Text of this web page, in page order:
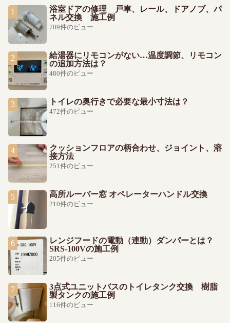
浴室ドアの修理 戸車、レール、ドアノブ、パ
ネル交換 施工例
709件のビュー
給湯器にリモコンがない…温度調節、リモコン
の追加方法は？
480件のビュー
トイレの奥行きで必要な最小寸法は？
472件のビュー
クッションフロアの柄合わせ、ジョイント、溶
接方法
251件のビュー
高所ルーバー窓 オペレーターハンドル交換
210件のビュー
レンジフードの電動（連動）ダンパーとは？
SRS-100Vの施工例
205件のビュー
3点式ユニットバスのトイレタンク交換 樹脂
製タンクの施工例
116件のビュー